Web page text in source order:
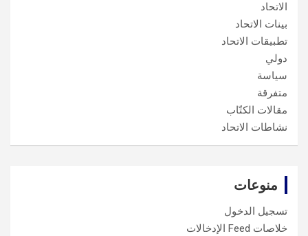
الاتحاد
بينات الاتحاد
تطبيقات الاتحاد
دولي
سياسة
متفرقة
مقالات الكتّاب
نشاطات الاتحاد
منوعات
تسجيل الدخول
خلاصات Feed الإدخالات